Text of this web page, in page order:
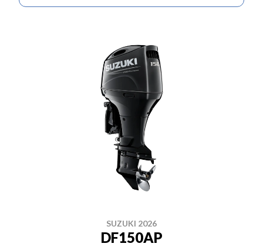
SUZUKI 2026
DF150AP